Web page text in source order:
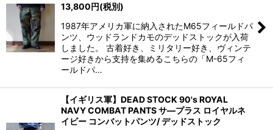
13,800円(税別)
1987年アメリカ軍に納入されたM65フィールドパ
ンツ、ウッドランドカモのデッドストックが入荷
しました。 古着好き、ミリタリー好き、ヴィンテ
ージ好きから支持を集めるこちらの「M-65フィ
ールドパ…
【イギリス軍】DEAD STOCK 90's ROYAL
NAVY COMBAT PANTS サ―プラス ロイヤルネ
イビー コンバットパンツ/ デッドストック